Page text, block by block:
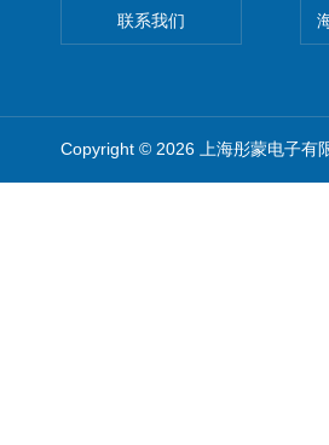
联系我们
Copyright © 2026 上海彤蒙电子有